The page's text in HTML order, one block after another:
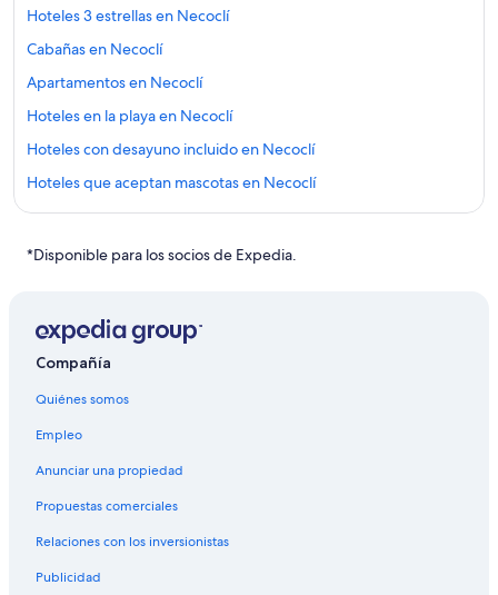
Hoteles 3 estrellas en Necoclí
Cabañas en Necoclí
Apartamentos en Necoclí
Hoteles en la playa en Necoclí
Hoteles con desayuno incluido en Necoclí
Hoteles que aceptan mascotas en Necoclí
Hoteles en Necoclí
Hoteles en Cabo de Hornos
Hoteles 3 estrellas en Carepa
Hoteles de Independent en Carepa
Cabañas en Arboletes
Hoteles en Arboletes
Hoteles 2 estrellas en Chigorodó
Hoteles 3 estrellas en Chigorodó
Hoteles 5 estrellas en Chigorodó
*Disponible para los socios de Expedia.
Compañía
Quiénes somos
Empleo
Anunciar una propiedad
Propuestas comerciales
Relaciones con los inversionistas
Publicidad